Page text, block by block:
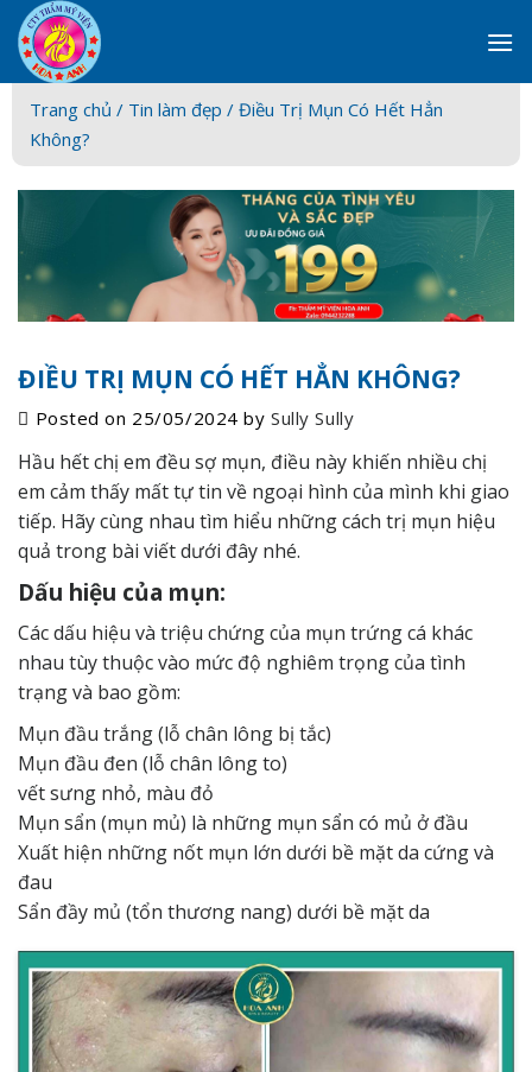
Skip
to
content
Trang chủ / Tin làm đẹp / Điều Trị Mụn Có Hết Hẳn
Không?
ĐIỀU TRỊ MỤN CÓ HẾT HẲN KHÔNG?
Posted on 25/05/2024 bySully Sully
Hầu hết chị em đều sợ mụn, điều này khiến nhiều chị
em cảm thấy mất tự tin về ngoại hình của mình khi giao
tiếp. Hãy cùng nhau tìm hiểu những cách trị mụn hiệu
quả trong bài viết dưới đây nhé.
Dấu hiệu của mụn:
Các dấu hiệu và triệu chứng của mụn trứng cá khác
nhau tùy thuộc vào mức độ nghiêm trọng của tình
trạng và bao gồm:
Mụn đầu trắng (lỗ chân lông bị tắc)
Mụn đầu đen (lỗ chân lông to)
vết sưng nhỏ, màu đỏ
Mụn sẩn (mụn mủ) là những mụn sẩn có mủ ở đầu
Xuất hiện những nốt mụn lớn dưới bề mặt da cứng và
đau
Sẩn đầy mủ (tổn thương nang) dưới bề mặt da